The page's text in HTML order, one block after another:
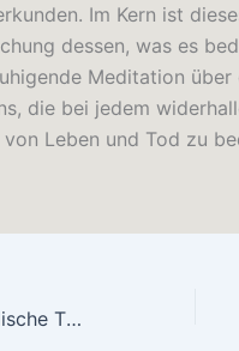
Im Kern ist
dessen, was es
Meditation
die bei jedem
Leben und Tod zu
Einführung in die evangelische Theologie : (E-Book)